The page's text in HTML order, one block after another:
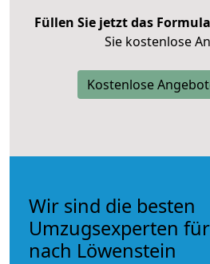
Füllen Sie jetzt das
Sie kostenlose
Kostenlose
Wir sind die besten
Umzugsexperten
nach Löwenstein